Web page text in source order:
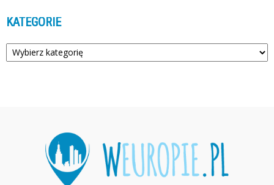
KATEGORIE
Kategorie